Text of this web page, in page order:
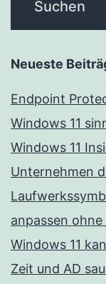
Neueste
Endpoint
Windows 11
Windows 11
Unternehmen
anpassen ohne
Windows 11
Zeit und AD